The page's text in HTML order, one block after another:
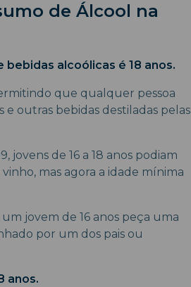
de Álcool na
alcoólicas é 18 anos.
que qualquer pessoa
e outras bebidas destiladas pelas
de 16 a 18 anos podiam
mas agora a idade mínima
jovem de 16 anos peça uma
por um dos pais ou
anos.